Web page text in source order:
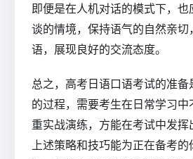
即便是在人机对话的模式下，也
谈的情境，保持语气的自然亲切
语，展现良好的交流态度。
总之，高考日语口语考试的准备
的过程，需要考生在日常学习中
重实战演练，方能在考试中发挥
上述策略和技巧能为正在备考